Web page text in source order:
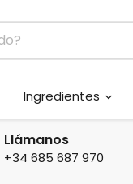
Ingredientes
Llámanos
+34 685 687 970